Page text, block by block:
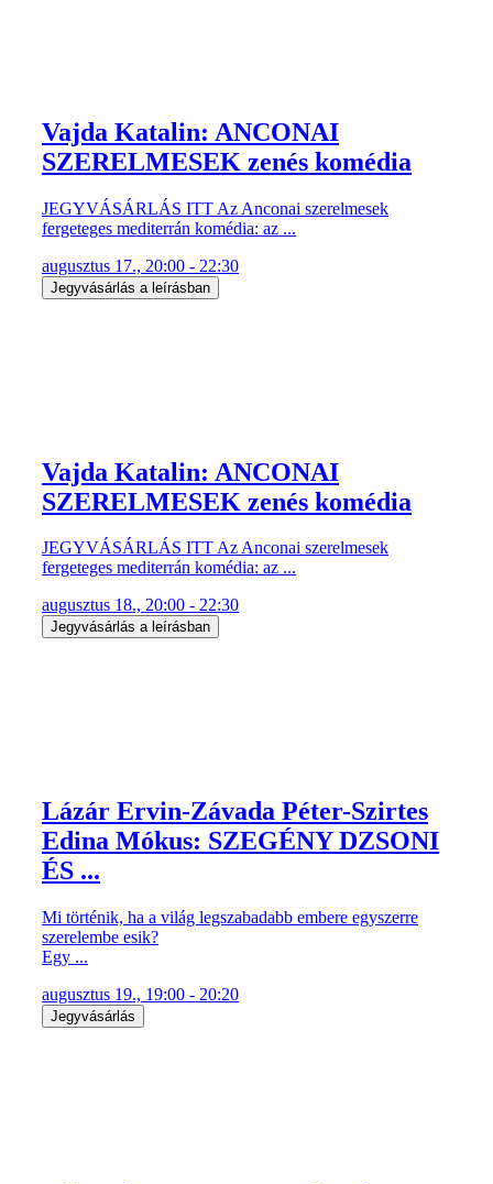
Vajda Katalin: ANCONAI
SZERELMESEK zenés komédia
JEGYVÁSÁRLÁS ITT Az Anconai szerelmesek
fergeteges mediterrán komédia: az ...
augusztus 17., 20:00 - 22:30
Jegyvásárlás a leírásban
Vajda Katalin: ANCONAI
SZERELMESEK zenés komédia
JEGYVÁSÁRLÁS ITT Az Anconai szerelmesek
fergeteges mediterrán komédia: az ...
augusztus 18., 20:00 - 22:30
Jegyvásárlás a leírásban
Lázár Ervin-Závada Péter-Szirtes
Edina Mókus: SZEGÉNY DZSONI
ÉS ...
Mi történik, ha a világ legszabadabb embere egyszerre
szerelembe esik?
Egy ...
augusztus 19., 19:00 - 20:20
Jegyvásárlás